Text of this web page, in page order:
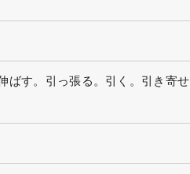
ばす。引っ張る。引く。引き寄せ